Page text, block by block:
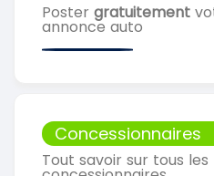
Poster gratuitement
annonce auto
Concessionnaires
Tout savoir sur tous les